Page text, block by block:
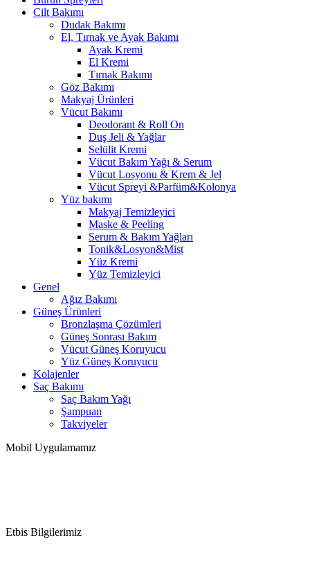
Cilt Bakımı
Dudak Bakımı
El, Tırnak ve Ayak Bakımı
Ayak Kremi
El Kremi
Tırnak Bakımı
Göz Bakımı
Makyaj Ürünleri
Vücut Bakımı
Deodorant & Roll On
Duş Jeli & Yağlar
Selülit Kremi
Vücut Bakım Yağı & Serum
Vücut Losyonu & Krem & Jel
Vücut Spreyi &Parfüm&Kolonya
Yüz bakımı
Makyaj Temizleyici
Maske & Peeling
Serum & Bakım Yağları
Tonik&Losyon&Mist
Yüz Kremi
Yüz Temizleyici
Genel
Ağız Bakımı
Güneş Ürünleri
Bronzlaşma Çözümleri
Güneş Sonrası Bakım
Vücut Güneş Koruyucu
Yüz Güneş Koruyucu
Kolajenler
Saç Bakımı
Saç Bakım Yağı
Şampuan
Takviyeler
Mobil Uygulamamız
Etbis Bilgilerimiz